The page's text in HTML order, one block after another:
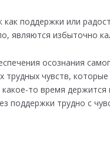
как поддержки или
являются избыточно
осознания
трудных чувств,
то время
поддержки трудно с